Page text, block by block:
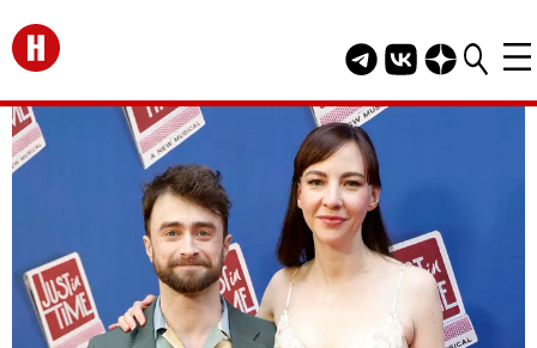
Перейти на главную
Telegram канал
Группа HELLO
Канал